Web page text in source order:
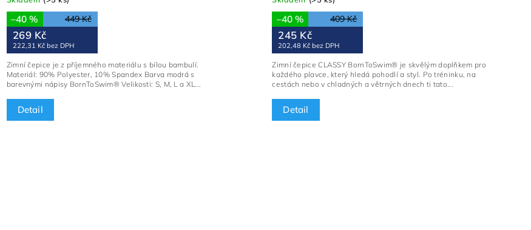
449 Kč
–40 %
269 Kč
222,31 Kč bez DPH
Detail
Zimní čepice je z příjemného materiálu s bílou bambulí.
Materiál: 90% Polyester, 10% Spandex Barva modrá s
barevnými nápisy BornToSwim® Velikosti: S, M, L a XL...
409 Kč
–40 %
245 Kč
202,48 Kč bez DPH
Detail
Zimní čepice CLASSY BornToSwim® je skvělým doplňkem pro
každého plavce, který hledá pohodlí a styl. Po tréninku, na
cestách nebo v chladných a větrných dnech ti tato...